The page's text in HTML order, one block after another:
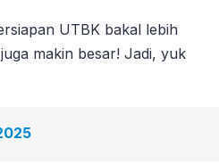
UTBK bakal lebih
makin besar! Jadi, yuk